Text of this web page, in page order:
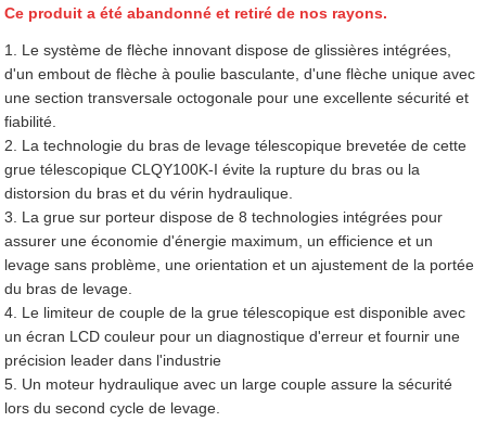
Ce produit a été abandonné et retiré de nos rayons.
1. Le système de flèche innovant dispose de glissières intégrées,
d'un embout de flèche à poulie basculante, d'une flèche unique avec
une section transversale octogonale pour une excellente sécurité et
fiabilité.
2. La technologie du bras de levage télescopique brevetée de cette
grue télescopique CLQY100K-I évite la rupture du bras ou la
distorsion du bras et du vérin hydraulique.
3. La grue sur porteur dispose de 8 technologies intégrées pour
assurer une économie d'énergie maximum, un efficience et un
levage sans problème, une orientation et un ajustement de la portée
du bras de levage.
4. Le limiteur de couple de la grue télescopique est disponible avec
un écran LCD couleur pour un diagnostique d'erreur et fournir une
précision leader dans l'industrie
5. Un moteur hydraulique avec un large couple assure la sécurité
lors du second cycle de levage.